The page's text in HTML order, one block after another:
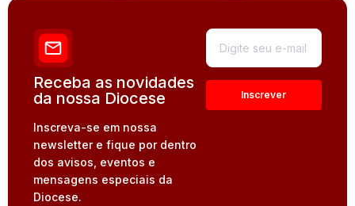
Receba as novidades
da nossa Diocese
Inscreva-se em nossa
newsletter e fique por dentro
dos avisos, eventos e
mensagens especiais da
Diocese.